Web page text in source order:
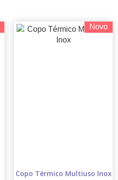
Novo
Copo Térmico Multiuso Inox